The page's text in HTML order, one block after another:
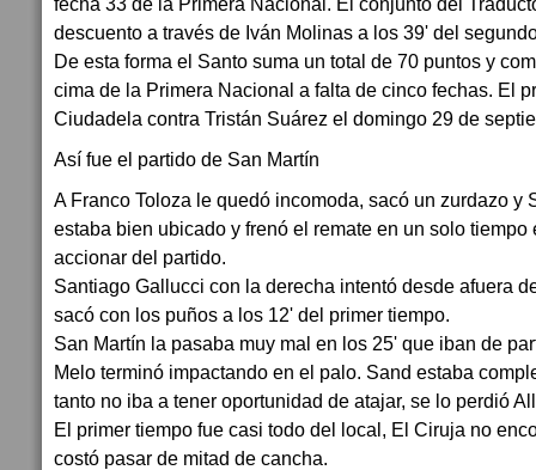
descuento a través de Iván Molinas a los 39' del
De esta forma el Santo suma un total de 70 puntos y
cima de la Primera Nacional a falta de cinco fechas. El
Ciudadela contra Tristán Suárez el domingo 29 de
Así fue el partido de San Martín
A Franco Toloza le quedó incomoda, sacó un zurdazo y
estaba bien ubicado y frenó el remate en un solo tiempo
accionar del partido.
Santiago Gallucci con la derecha intentó desde afuera
sacó con los puños a los 12' del primer tiempo.
San Martín la pasaba muy mal en los 25' que iban de
Melo terminó impactando en el palo. Sand estaba
tanto no iba a tener oportunidad de atajar, se lo perdió
El primer tiempo fue casi todo del local, El Ciruja no
costó pasar de mitad de cancha.